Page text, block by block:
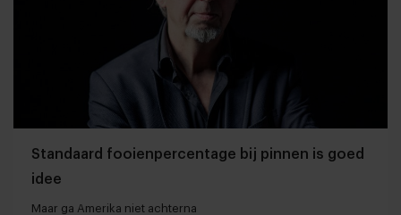
Standaard fooienpercentage bij pinnen is goed
idee
Maar ga Amerika niet achterna